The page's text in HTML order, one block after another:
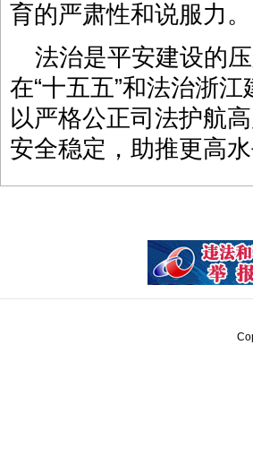
育的严肃性和说服力。
法治是平安建设的
在“十五五”和法治浙
以严格公正司法护航
安全稳定，助推更高